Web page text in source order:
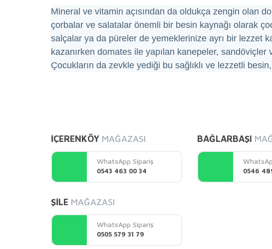
Mineral ve vitamin açısından da oldukça zengin olan
çorbalar ve salatalar önemli bir besin kaynağı olarak
salçalar ya da püreler de yemeklerinize ayrı bir lezzet
kazanırken domates ile yapılan kanepeler,
Çocukların da zevkle yediği bu sağlıklı ve lezzetli
Ürün resmi kalitesiz, bozuk veya görüntülenemiyor.
Ürün açıklamasında eksik bilgiler bulunuyor.
Ürün bilgilerinde hatalar bulunuyor.
Ürün fiyatı diğer sitelerden daha pahalı.
Bu ürüne benzer farklı alternatifler olmalı.
İÇERENKÖY MAĞAZASI
WhatsApp Sipariş
0543 463 00 34
BAĞLARBAŞI
0546
ŞİLE MAĞAZASI
WhatsApp Sipariş
0505 579 31 79